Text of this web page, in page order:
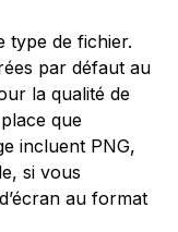
type de fichier.
par défaut au
la qualité de
que
incluent PNG,
si vous
au format